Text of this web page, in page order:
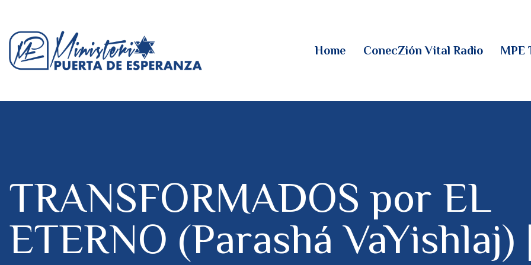
Home ConecZión Vital Radio MPE
TRANSFORMADOS por EL
ETERNO (Parashá VaYishlaj)
CONECZIÓN VITAL
MPE TV
PARTICIPA
REUNIONES &